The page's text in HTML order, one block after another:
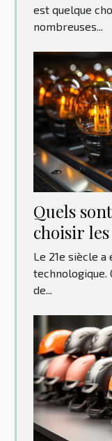
est quelque
nombreuses...
Quels
choisir
pour
Le 21e siècle
technologique.
de...